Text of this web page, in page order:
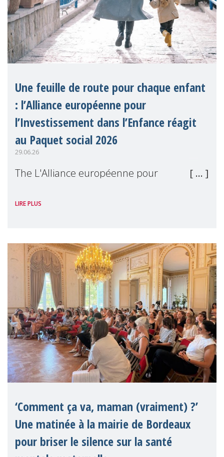
Une feuille de route pour chaque enfant
: l’Alliance européenne pour
l’Investissement dans l’Enfance réagit
au Paquet social 2026
29.06.26
The L'Alliance européenne pour
anglais), dont MMM est membre, a salué le
européenne comme une avancée
significative pour les droits de
LIRE PLUS
‘Comment ça va, maman (vraiment) ?’
Une matinée à la mairie de Bordeaux
pour briser le silence sur la santé